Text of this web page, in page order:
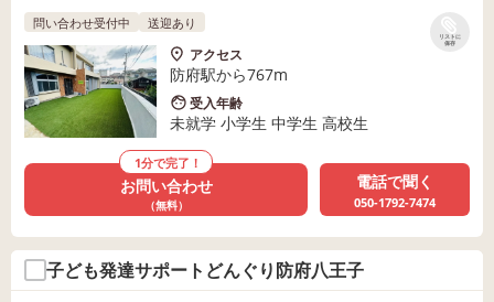
リストに
保存
問い合わせ受付中 送迎あり
アクセス
防府駅から767m
受入年齢
未就学 小学生 中学生 高校生
1分で完了！
お問い合わせ
（無料）
電話で聞く
050-1792-7474
子ども発達サポートどんぐり防府八王子